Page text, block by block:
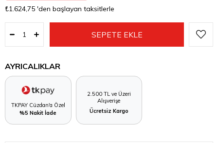
₺1.624,75 'den başlayan taksitlerle
AYRICALIKLAR
TKPAY Cüzdan'a Özel
%5 Nakit İade
2.500 TL ve Üzeri
Alışverişe
Ücretsiz Kargo